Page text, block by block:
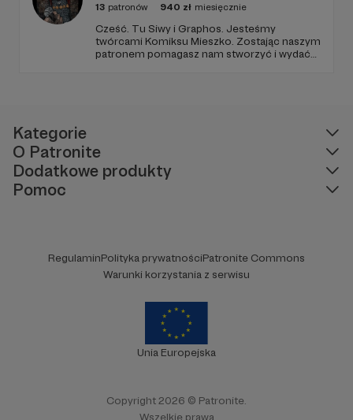
13 patronów 940 zł miesięcznie
Cześć. Tu Siwy i Graphos. Jesteśmy
twórcami Komiksu Mieszko. Zostając naszym
patronem pomagasz nam stworzyć i wydać
Kategorie
O Patronite
Dodatkowe produkty
Pomoc
RegulaminPolityka prywatnościPatronite Commons
Warunki korzystania z serwisu
Unia Europejska
Copyright 2026 © Patronite.
Wszelkie prawa